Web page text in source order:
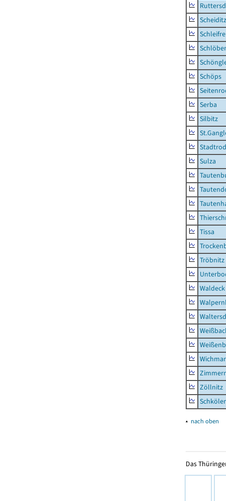
Scheiditz
Schöps
Serba
Silbitz
Sulza
Tissa
Tröbnitz
Waldeck
Wichmar
Zöllnitz
▴ nach oben
Das